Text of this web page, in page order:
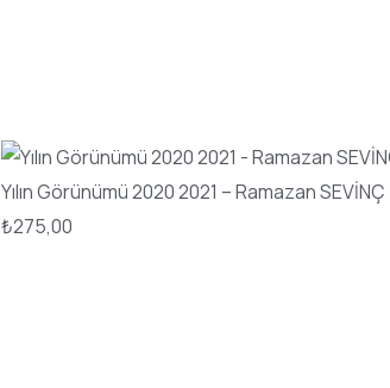
Yılın Görünümü 2020 2021 – Ramazan SEVİNÇ
₺275,00